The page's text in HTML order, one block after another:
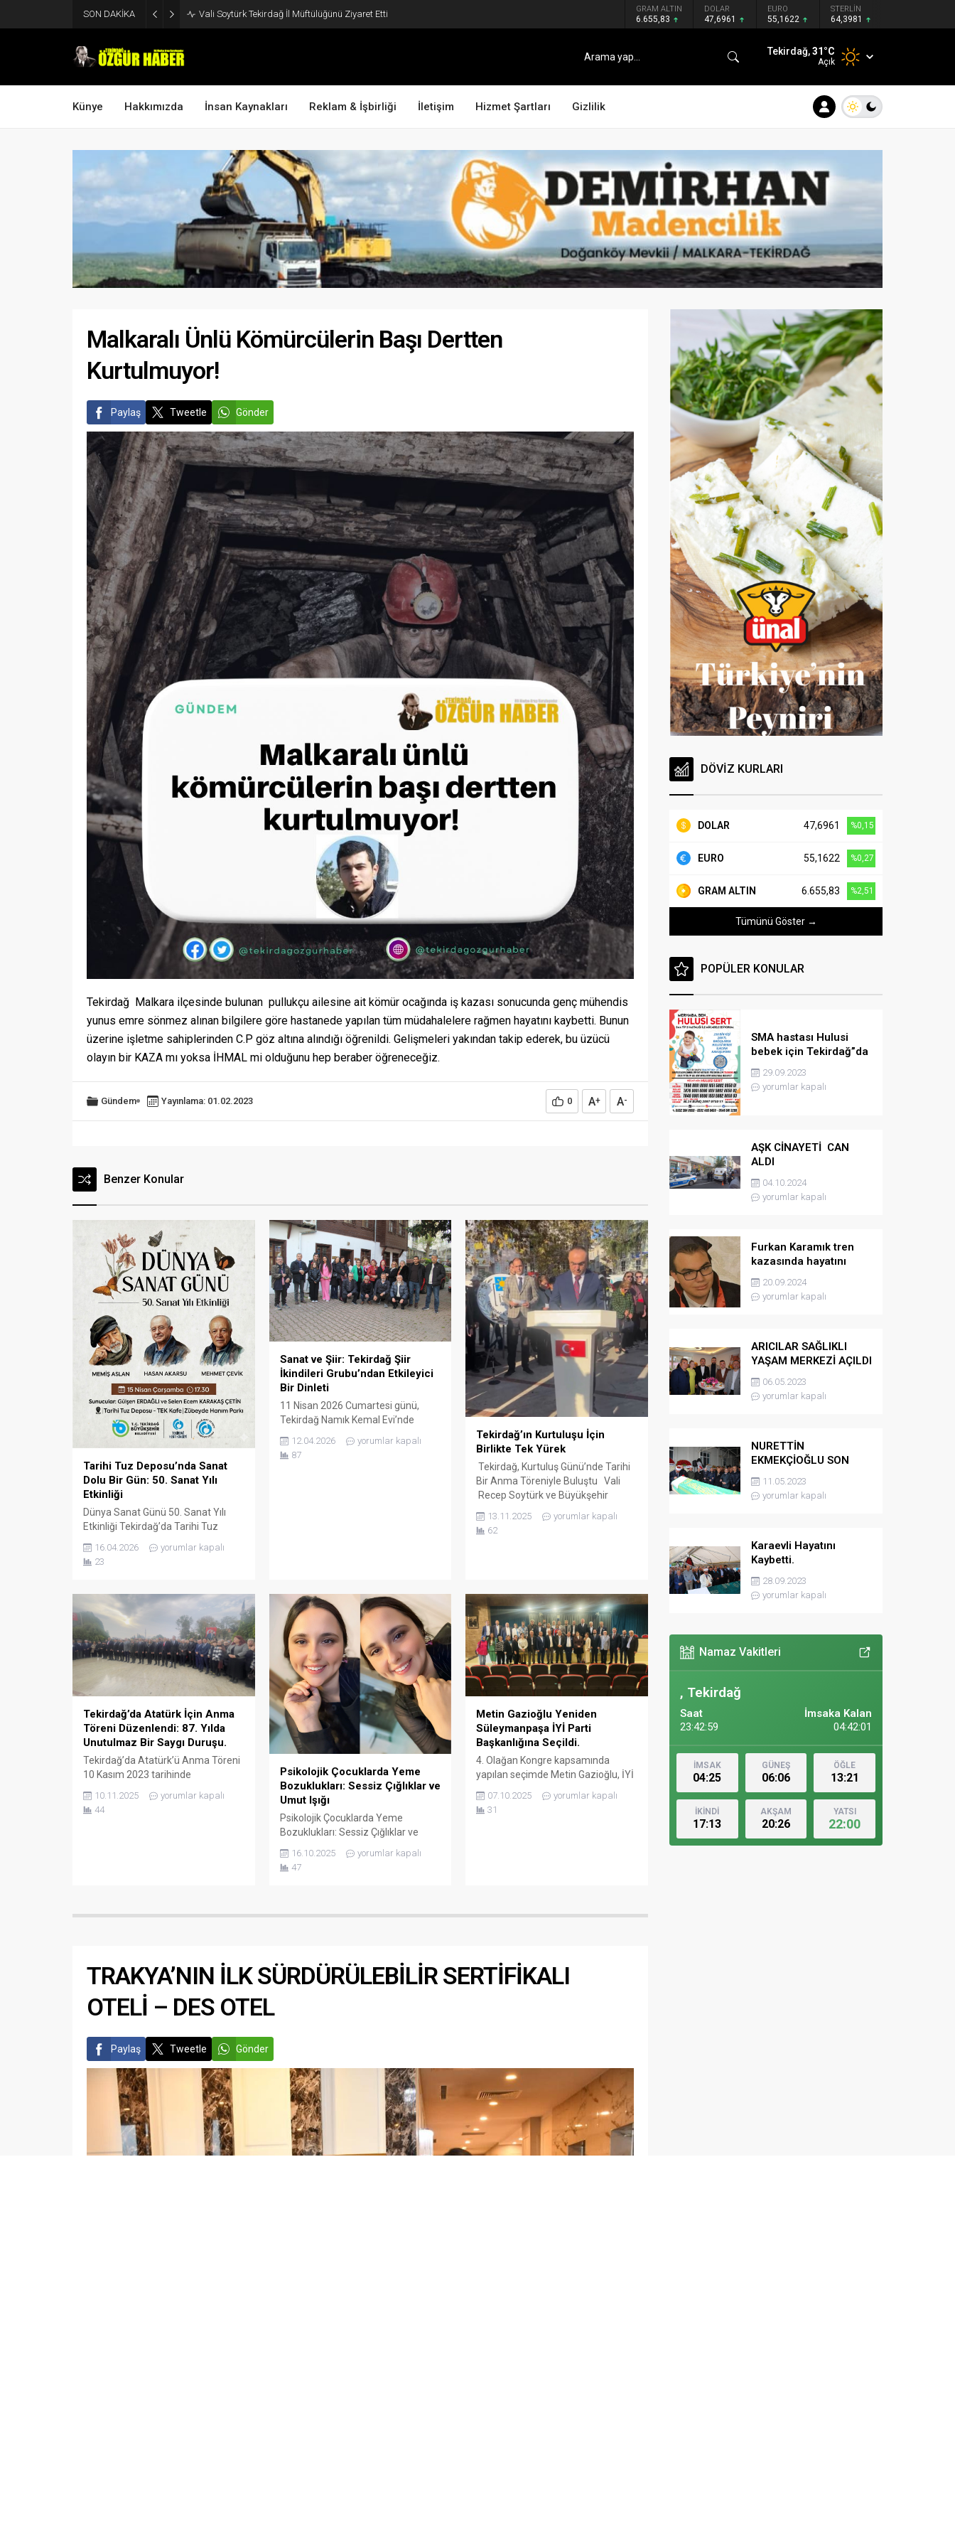
SON DAKİKA UMKE Haftası Münasebetiyle Vali Soytürk’e Ziyaret GRAM ALTIN
6.655,83
DOLAR
47,6961
EURO
55,1622
STERLİN
64,3981
Tekirdağ,31°C
Açık
Künye Hakkımızda İnsan Kaynakları Reklam & İşbirliği İletişim Hizmet Şartları Gizlilik
Malkaralı Ünlü Kömürcülerin Başı Dertten
Kurtulmuyor!
Paylaş Tweetle Gönder
Tekirdağ Malkara ilçesinde bulunan pullukçu ailesine ait kömür ocağında iş kazası sonucunda genç mühendis
yunus emre sönmez alınan bilgilere göre hastanede yapılan tüm müdahalelere rağmen hayatını kaybetti. Bunun
üzerine işletme sahiplerinden C.P göz altına alındığı öğrenildi. Gelişmeleri yakından takip ederek, bu üzücü
olayın bir KAZA mı yoksa İHMAL mi olduğunu hep beraber öğreneceğiz.
Gündem Yayınlama: 01.02.2023 0 A+ A-
Benzer Konular
Tarihi Tuz Deposu’nda Sanat
Dolu Bir Gün: 50. Sanat Yılı
Etkinliği
Dünya Sanat Günü 50. Sanat Yılı
Etkinliği Tekirdağ’da Tarihi Tuz
bir araya getiren özel bir etkinliğe ev
sahipliği yaptığı Dünya Sanat Günü
organizasyon, sanatın 50. yıl
dönümünü kutlamak amacıyla
gerçekleştiriliyor. Bu anlamlı
etkinlikte, ünlü sanatçılar Memiş
Aslan, Hasan Akarsu ve Mehmet
16.04.2026
yorumlar kapalı
23
Sanat ve Şiir: Tekirdağ Şiir
İkindileri Grubu’ndan Etkileyici
Bir Dinleti
11 Nisan 2026 Cumartesi günü,
Tekirdağ Namık Kemal Evi’nde
tarafından etkileyici bir dinleti
düzenlendi. Etkinliği sunmak üzere
12.04.2026
yorumlar kapalı
87
Tekirdağ’ın Kurtuluşu İçin
Birlikte Tek Yürek
Tekirdağ, Kurtuluş Günü’nde Tarihi
Bir Anma Töreniyle Buluştu Vali
Recep Soytürk ve Büyükşehir
katılımcılarla birlikte milletin
bağımsızlık mücadelesini anarak,
toplum kuruluşları da katılarak
büyük bir birlik ve beraberlik
sergiledi. Bu anlamlı etkinlik,...
13.11.2025
yorumlar kapalı
62
Tekirdağ’da Atatürk İçin Anma
Töreni Düzenlendi: 87. Yılda
Unutulmaz Bir Saygı Duruşu.
Tekirdağ’da Atatürk’ü Anma Töreni
10 Kasım 2023 tarihinde
Kemal Atatürk’ün vefatının 87.yılı
dolayısıyla anlamlı bir anma töreni
anıta karanfiller bıraktı. Valimiz
10.11.2025
yorumlar kapalı
44
Psikolojik Çocuklarda Yeme
Bozuklukları: Sessiz Çığlıklar ve
Umut Işığı
Psikolojik Çocuklarda Yeme
Bozuklukları: Sessiz Çığlıklar ve
sayıda çocuklarda yeme
bozukluklarını bilimsel bir bakışla ele
bir dille paylaşıyorum. Bir çocuğun
olmaktan öteye geçer. İçinde...
16.10.2025
yorumlar kapalı
47
Metin Gazioğlu Yeniden
Süleymanpaşa İYİ Parti
Başkanlığına Seçildi.
4. Olağan Kongre kapsamında
yapılan seçimde Metin Gazioğlu, İYİ
için yeniden aday oldu ve tek aday
olarak başkanlık görevini sürdürdü.
örgütlenmenin güçlendirilmesi...
07.10.2025
yorumlar kapalı
31
TRAKYA’NIN İLK SÜRDÜRÜLEBİLİR SERTİFİKALI
OTELİ – DES OTEL
Paylaş Tweetle Gönder
DÖVİZ KURLARI
DOLAR 47,6961 %0,15
EURO 55,1622 %0,27
GRAM ALTIN 6.655,83 %2,51
Tümünü Göster →
POPÜLER KONULAR
SMA hastası Hulusi
bebek için Tekirdağ”da
konser düzenlenicek
29.09.2023
yorumlar kapalı
AŞK CİNAYETİ CAN
ALDI
04.10.2024
yorumlar kapalı
Furkan Karamık tren
kazasında hayatını
kaybetti
20.09.2024
yorumlar kapalı
ARICILAR SAĞLIKLI
YAŞAM MERKEZİ AÇILDI
06.05.2023
yorumlar kapalı
NURETTİN
EKMEKÇİOĞLU SON
YOLCULUĞUNA
UĞURLANDI
11.05.2023
yorumlar kapalı
Karaevli Hayatını
Kaybetti.
28.09.2023
yorumlar kapalı
Namaz Vakitleri
, Tekirdağ
Saat
23:43:00
İmsaka Kalan
04:42:00
İMSAK
04:25
GÜNEŞ
06:06
ÖĞLE
13:21
İKİNDİ
17:13
AKŞAM
20:26
YATSI
22:00